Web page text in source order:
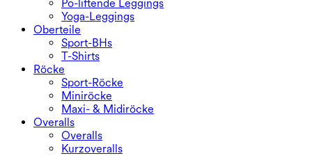
Po-liftende Leggings
Yoga-Leggings
Oberteile
Sport-BHs
T-Shirts
Röcke
Sport-Röcke
Miniröcke
Maxi- & Midiröcke
Overalls
Overalls
Kurzoveralls